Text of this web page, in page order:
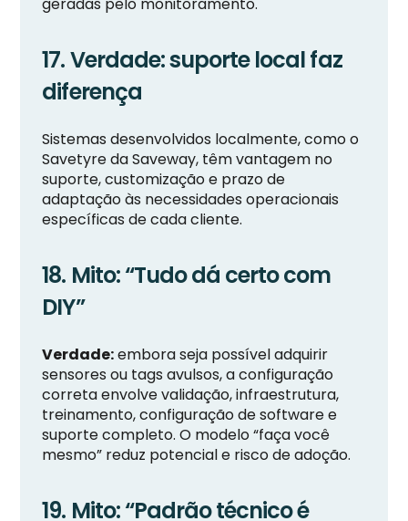
17. Verdade: suporte local faz
diferença
Sistemas desenvolvidos localmente, como o
Savetyre da Saveway, têm vantagem no
suporte, customização e prazo de
adaptação às necessidades operacionais
específicas de cada cliente.
18. Mito: “Tudo dá certo com
DIY”
Verdade:embora seja possível adquirir
sensores ou tags avulsos, a configuração
correta envolve validação, infraestrutura,
treinamento, configuração de software e
suporte completo. O modelo “faça você
mesmo” reduz potencial e risco de adoção.
19. Mito: “Padrão técnico é